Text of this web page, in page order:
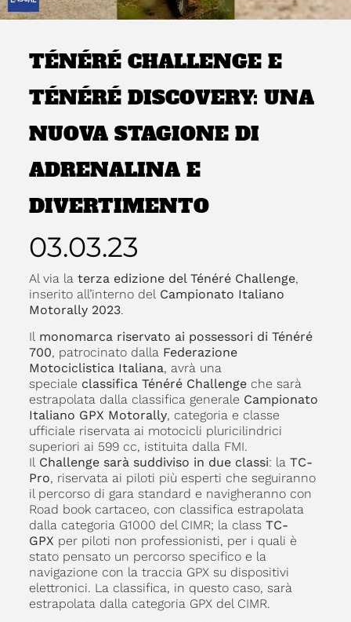
TÉNÉRÉ CHALLENGE E
TÉNÉRÉ DISCOVERY: UNA
NUOVA STAGIONE DI
ADRENALINA E
DIVERTIMENTO
03.03.23
Al via la terza edizione del Ténéré Challenge,
inserito all’interno del Campionato Italiano
Motorally 2023.
Il monomarca riservato ai possessori di Ténéré
700, patrocinato dalla Federazione
Motociclistica Italiana, avrà una
speciale classifica Ténéré Challengeche sarà
estrapolata dalla classifica generale Campionato
Italiano GPX Motorally, categoria e classe
ufficiale riservata ai motocicli pluricilindrici
superiori ai 599 cc, istituita dalla FMI.
Il Challenge sarà suddiviso in due classi: la TC-
Pro, riservata ai piloti più esperti che seguiranno
il percorso di gara standard e navigheranno con
Road book cartaceo, con classifica estrapolata
dalla categoria G1000 del CIMR; la class TC-
GPX per piloti non professionisti, per i quali è
stato pensato un percorso specifico e la
navigazione con la traccia GPX su dispositivi
elettronici. La classifica, in questo caso, sarà
estrapolata dalla categoria GPX del CIMR.